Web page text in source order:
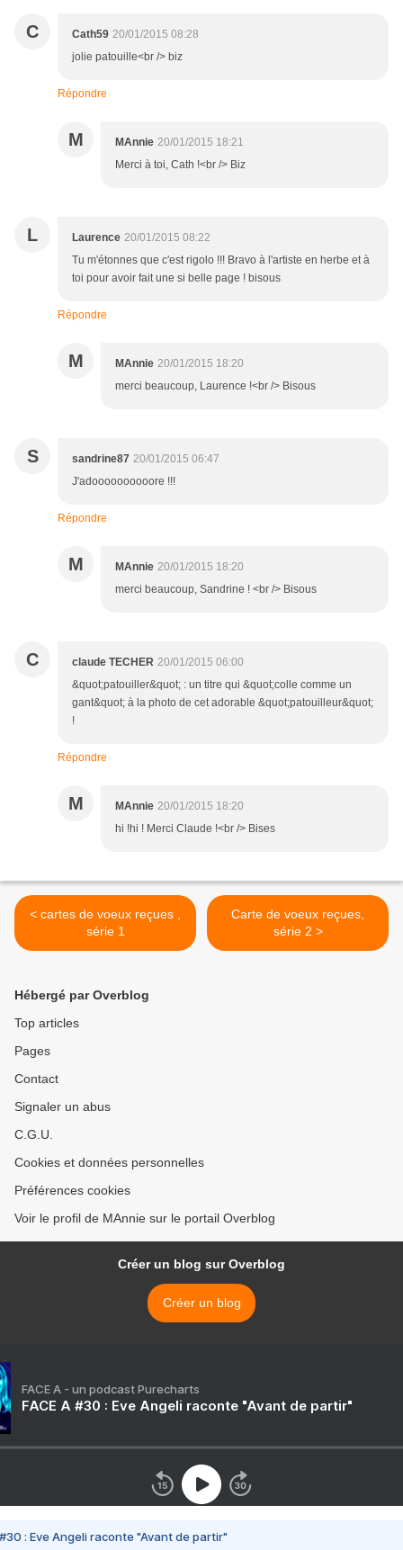
C Cath59 20/01/2015 08:28
jolie patouille<br /> biz
Répondre
M MAnnie 20/01/2015 18:21
Merci à toi, Cath !<br /> Biz
L Laurence 20/01/2015 08:22
Tu m'étonnes que c'est rigolo !!! Bravo à l'artiste en herbe et à
toi pour avoir fait une si belle page ! bisous
Répondre
M MAnnie 20/01/2015 18:20
merci beaucoup, Laurence !<br /> Bisous
S sandrine87 20/01/2015 06:47
J'adoooooooooore !!!
Répondre
M MAnnie 20/01/2015 18:20
merci beaucoup, Sandrine ! <br /> Bisous
C claude TECHER 20/01/2015 06:00
&quot;patouiller&quot; : un titre qui &quot;colle comme un
gant&quot; à la photo de cet adorable &quot;patouilleur&quot;
!
Répondre
M MAnnie 20/01/2015 18:20
hi !hi ! Merci Claude !<br /> Bises
< cartes de voeux reçues ,
série 1
Carte de voeux reçues,
série 2 >
Hébergé par Overblog
Top articles
Pages
Contact
Signaler un abus
C.G.U.
Cookies et données personnelles
Préférences cookies
Voir le profil de MAnnie sur le portail Overblog
Créer un blog sur Overblog
Créer un blog
FACE A - un podcast Purecharts
FACE A #30 : Eve Angeli raconte "Avant de partir"
#30 : Eve Angeli raconte "Avant de partir"